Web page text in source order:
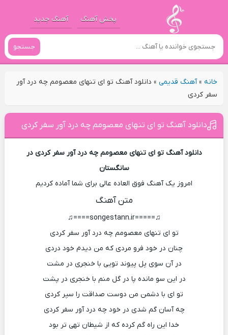
پخش آهنگ آهنگ جدید
جستجو
خانه»آهنگ قدیمی» دانلود آهنگ تو ای تنهای معصومم چه درد آور
سفر کردی
دانلود آهنگ تو ای تنهای معصومم چه درد آور سفر کردی
دانلود آهنگ تو ای تنهای معصومم چه درد آور سفر کردی در
سانگستان
امروز یک آهنگ فوق العاده عالی برای شما آماده کردیم
متن آهنگ
♫=====songestann.ir====♫
تو ای تنهای معصومم چه درد آور سفر کردی
چنان در خود فرو مردی که من دیدم خود دردی
در آن سوی پل پیوند تویی با خنجری در مشت
در این سو مانده پا در گل منم با خنجری در پشت
تو ای با دشمن من دوست صداقت را سپر کردی
چه آسان گم شدی در خود چه درد آور سفر کردی
خدا این راه گم کرده که از شیطان تهی تر بود